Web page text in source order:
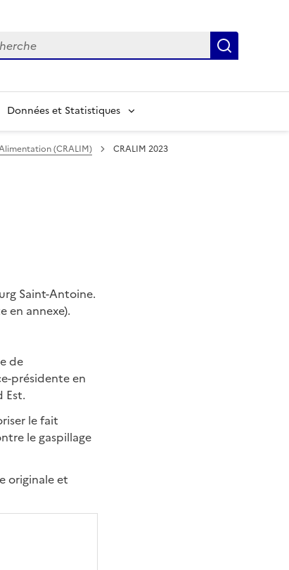
Données et Statistiques
(CRALIM) CRALIM 2023
Saint-Antoine.
en annexe).
de
présidente en
Est.
le fait
le gaspillage
originale et